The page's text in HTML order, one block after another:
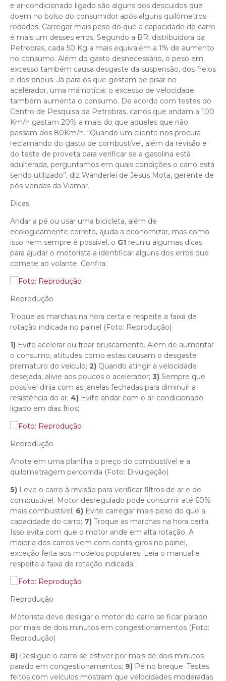
e ar-condicionado ligado são alguns dos descuidos que
doem no bolso do consumidor após alguns quilômetros
rodados. Carregar mais peso do que a capacidade do carro
é mais um desses erros. Segundo a BR, distribuidora da
Petrobras, cada 50 Kg a mais equivalem a 1% de aumento
no consumo. Além do gasto desnecessário, o peso em
excesso também causa desgaste da suspensão, dos freios
e dos pneus. Já para os que gostam de pisar no
acelerador, uma má notícia: o excesso de velocidade
também aumenta o consumo. De acordo com testes do
Centro de Pesquisa da Petrobras, carros que andam a 100
Km/h gastam 20% a mais do que aqueles que não
passam dos 80Km/h. “Quando um cliente nos procura
reclamando do gasto de combustível, além da revisão e
do teste de proveta para verificar se a gasolina está
adulterada, perguntamos em quais condições o carro está
sendo utilizado”, diz Wanderlei de Jesus Mota, gerente de
pós-vendas da Viamar.
Dicas
Andar a pé ou usar uma bicicleta, além de
ecologicamente correto, ajuda a economizar, mas como
isso nem sempre é possível, o G1 reuniu algumas dicas
para ajudar o motorista a identificar alguns dos erros que
comete ao volante. Confira:
Reprodução
Troque as marchas na hora certa e respeite a faixa de
rotação indicada no painel (Foto: Reprodução)
1) Evite acelerar ou frear bruscamente. Além de aumentar
o consumo, atitudes como estas causam o desgaste
prematuro do veículo; 2) Quando atingir a velocidade
desejada, alivie aos poucos o acelerador; 3) Sempre que
possível dirija com as janelas fechadas para diminuir a
resistência do ar; 4) Evite andar com o ar-condicionado
ligado em dias frios;
Reprodução
Anote em uma planilha o preço do combustível e a
quilometragem percorrida (Foto: Divulgação)
5) Leve o carro à revisão para verificar filtros de ar e de
combustível. Motor desregulado pode consumir até 60%
mais combustível; 6) Evite carregar mais peso do que a
capacidade do carro; 7) Troque as marchas na hora certa.
Isso evita com que o motor ande em alta rotação. A
maioria dos carros vem com conta-giros no painel,
exceção feita aos modelos populares. Leia o manual e
respeite a faixa de rotação indicada;
Reprodução
Motorista deve desligar o motor do carro se ficar parado
por mais de dois minutos em congestionamentos (Foto:
Reprodução)
8) Desligue o carro se estiver por mais de dois minutos
parado em congestionamentos; 9) Pé no breque. Testes
feitos com veículos mostram que velocidades moderadas